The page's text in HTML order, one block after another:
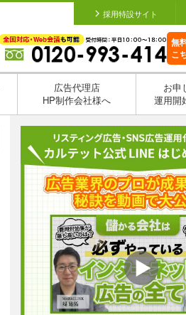
採用特設サイト
無
こ
広告代理店
HP制作会社様へ
お申
運用開